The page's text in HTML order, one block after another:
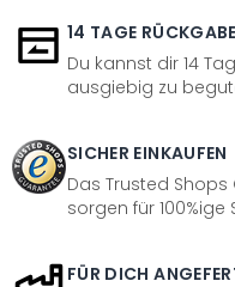
14 TAGE
Du kannst dir 14
ausgiebig zu
SICHER EINKAUFEN
Das Trusted
sorgen für
FÜR DICH